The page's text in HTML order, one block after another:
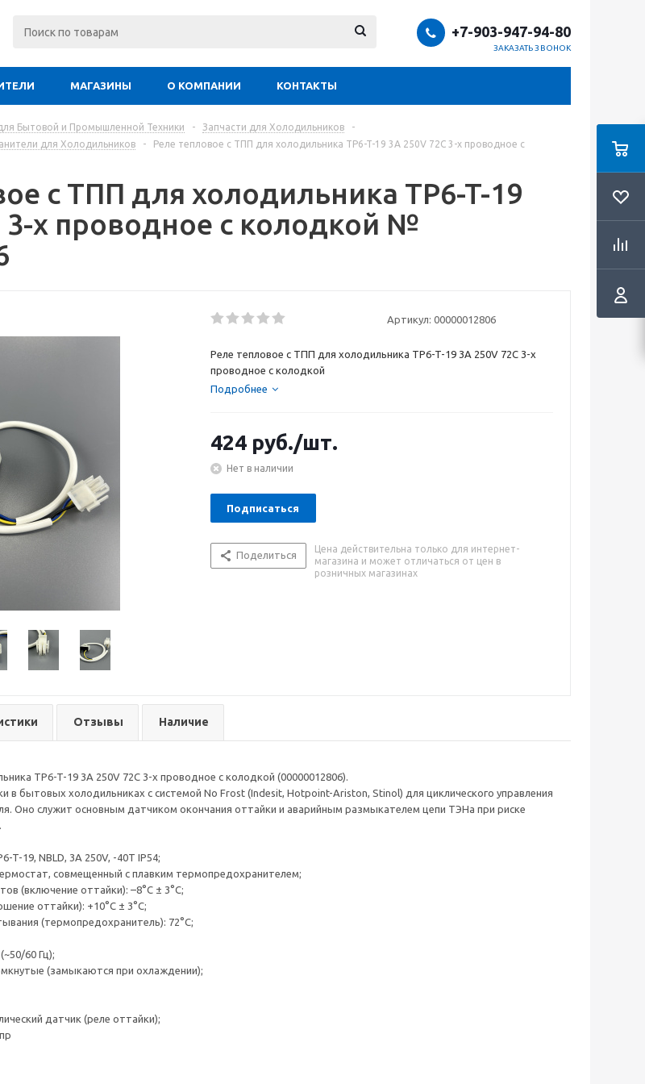
+7-903-947-94-80
ЗАКАЗАТЬ ЗВОНОК
МАГАЗИНЫ О КОМПАНИИ КОНТАКТЫ
Бытовой и Промышленной Техники - Запчасти для Холодильников
-
для Холодильников
-
Реле тепловое с ТПП для холодильника TP6-T-19 3A 250V 72C 3-х проводное с
с ТПП для холодильника TP6-T-19
3-х проводное с колодкой №
Артикул: 00000012806
Реле тепловое с ТПП для холодильника TP6-T-19 3A 250V 72C 3-х
проводное с колодкой
Подробнее
424 руб./шт.
Нет в наличии
Подписаться
Поделиться
Цена действительна только для интернет-
магазина и может отличаться от цен в
розничных магазинах
Отзывы Наличие
TP6-T-19 3A 250V 72C 3-х проводное с колодкой (00000012806).
в бытовых холодильниках с системой No Frost (Indesit, Hotpoint-Ariston, Stinol) для циклического управления
Оно служит основным датчиком окончания оттайки и аварийным размыкателем цепи ТЭНа при риске
T-19, NBLD, 3A 250V, -40T IP54;
совмещенный с плавким термопредохранителем;
(включение оттайки): –8°C ± 3°C;
оттайки): +10°C ± 3°C;
(термопредохранитель): 72°C;
60 Гц);
(замыкаются при охлаждении);
датчик (реле оттайки);